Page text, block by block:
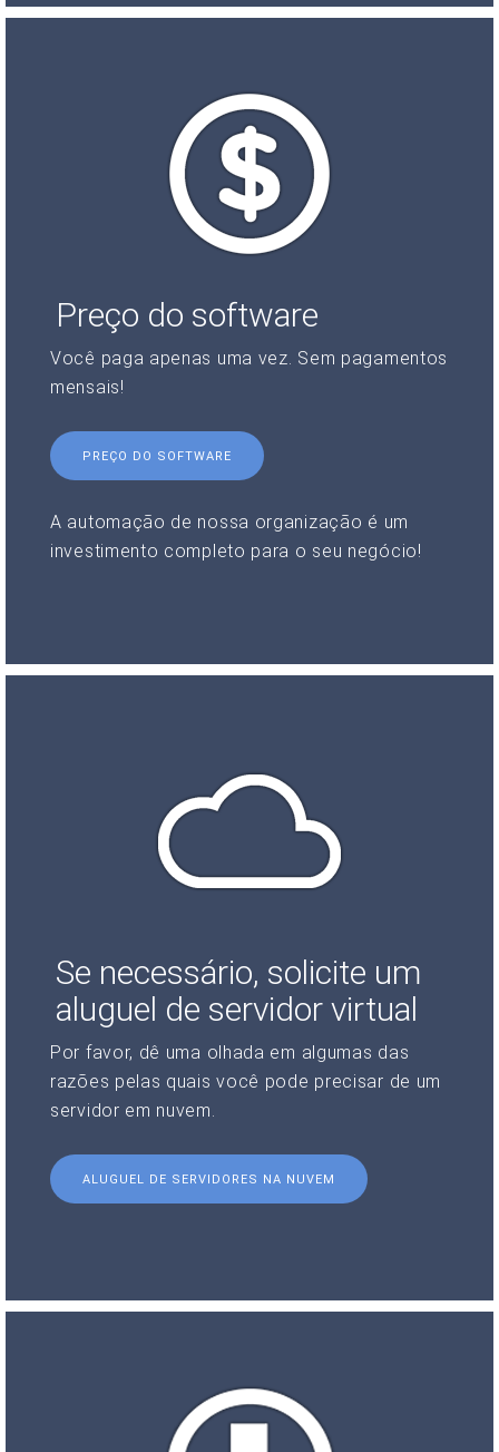
Preço do software
Você paga apenas uma vez. Sem pagamentos
mensais!
PREÇO DO SOFTWARE
A automação de nossa organização é um
investimento completo para o seu negócio!
Se necessário, solicite um
aluguel de servidor virtual
Por favor, dê uma olhada em algumas das
razões pelas quais você pode precisar de um
servidor em nuvem.
ALUGUEL DE SERVIDORES NA NUVEM